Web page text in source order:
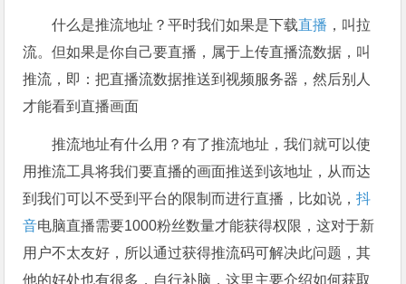
什么是推流地址？平时我们如果是下载直播 ，叫拉
流。但如果是你自己要直播，属于上传直播流数据，叫
推流，即：把直播流数据推送到视频服务器，然后别人
才能看到直播画面
推流地址有什么用？有了推流地址，我们就可以使
用推流工具将我们要直播的画面推送到该地址，从而达
到我们可以不受到平台的限制而进行直播，比如说，抖
音电脑直播需要1000粉丝数量才能获得权限，这对于新
用户不太友好，所以通过获得推流码可解决此问题，其
他的好处也有很多，自行补脑，这里主要介绍如何获取